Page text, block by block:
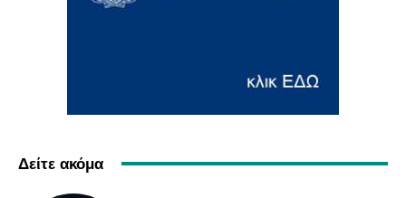
Δείτε ακόμα